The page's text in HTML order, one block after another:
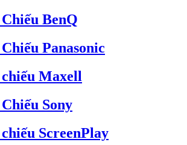
BenQ
Panasonic
Maxell
Sony
ScreenPlay